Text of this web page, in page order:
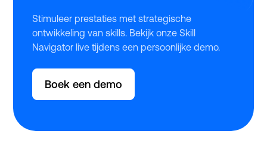
Stimuleer prestaties met strategische
ontwikkeling van skills. Bekijk onze Skill
Navigator live tijdens een persoonlijke demo.
Boek een demo